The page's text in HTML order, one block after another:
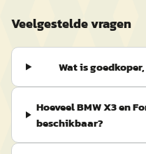
Veelgestelde vragen
Wat is
Hoeveel BMW X3 en
beschikbaar?